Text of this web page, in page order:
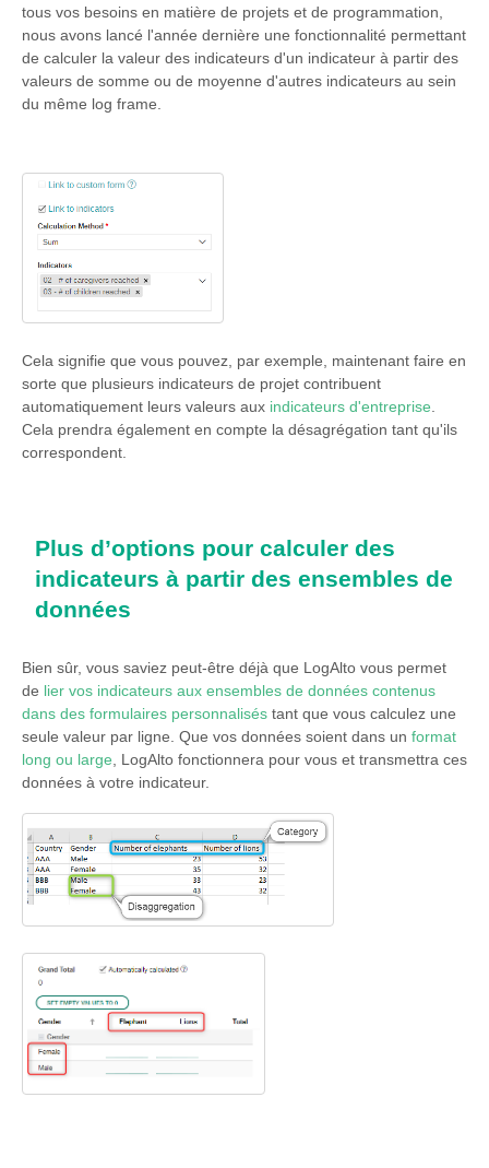
tous vos besoins en matière de projets et de programmation,
nous avons lancé l'année dernière une fonctionnalité permettant
de calculer la valeur des indicateurs d'un indicateur à partir des
valeurs de somme ou de moyenne d'autres indicateurs au sein
du même log frame.
Cela signifie que vous pouvez, par exemple, maintenant faire en
sorte que plusieurs indicateurs de projet contribuent
automatiquement leurs valeurs aux indicateurs d'entreprise.
Cela prendra également en compte la désagrégation tant qu'ils
correspondent.
Plus d’options pour calculer des
indicateurs à partir des ensembles de
données
Bien sûr, vous saviez peut-être déjà que LogAlto vous permet
de lier vos indicateurs aux ensembles de données contenus
dans des formulaires personnalisés tant que vous calculez une
seule valeur par ligne. Que vos données soient dans un format
long ou large, LogAlto fonctionnera pour vous et transmettra ces
données à votre indicateur.